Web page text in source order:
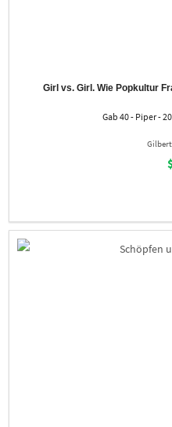
Girl vs. Girl. Wie Popkultur
Gab 40 - Piper -